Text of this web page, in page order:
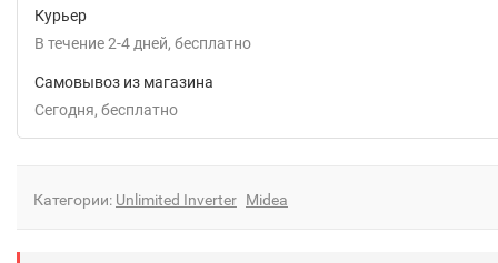
Курьер
В течение2-4 дней Бесплатно
Самовывоз из магазина
Сегодня
Бесплатно
Категории: Unlimited Inverter Midea